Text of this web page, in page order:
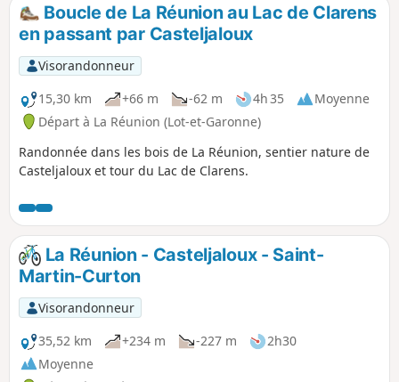
Boucle de La Réunion au Lac de Clarens
en passant par Casteljaloux
Visorandonneur
15,30 km
+66 m -62 m 4h 35
Moyenne
Départ à La Réunion (Lot-et-Garonne)
Randonnée dans les bois de La Réunion, sentier nature de
Casteljaloux et tour du Lac de Clarens.
La Réunion - Casteljaloux - Saint-
Martin-Curton
Visorandonneur
35,52 km
+234 m -227 m
2h30
Moyenne